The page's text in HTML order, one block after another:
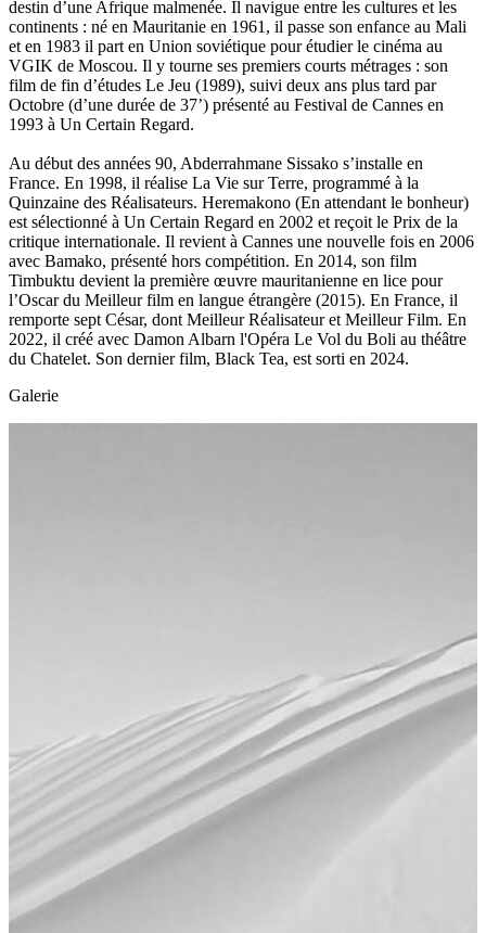
destin d’une Afrique malmenée. Il navigue entre les cultures et les
continents : né en Mauritanie en 1961, il passe son enfance au Mali
et en 1983 il part en Union soviétique pour étudier le cinéma au
VGIK de Moscou. Il y tourne ses premiers courts métrages : son
film de fin d’études Le Jeu (1989), suivi deux ans plus tard par
Octobre (d’une durée de 37’) présenté au Festival de Cannes en
1993 à Un Certain Regard.
Au début des années 90, Abderrahmane Sissako s’installe en
France. En 1998, il réalise La Vie sur Terre, programmé à la
Quinzaine des Réalisateurs. Heremakono (En attendant le bonheur)
est sélectionné à Un Certain Regard en 2002 et reçoit le Prix de la
critique internationale. Il revient à Cannes une nouvelle fois en 2006
avec Bamako, présenté hors compétition. En 2014, son film
Timbuktu devient la première œuvre mauritanienne en lice pour
l’Oscar du Meilleur film en langue étrangère (2015). En France, il
remporte sept César, dont Meilleur Réalisateur et Meilleur Film. En
2022, il créé avec Damon Albarn l'Opéra Le Vol du Boli au théâtre
du Chatelet. Son dernier film, Black Tea, est sorti en 2024.
Galerie